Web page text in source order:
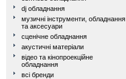
dj обладнання
музичні інструменти, обладнання
та аксесуари
сценічне обладнання
акустичні матеріали
відео та кінопроекційне
обладнання
всі бренди